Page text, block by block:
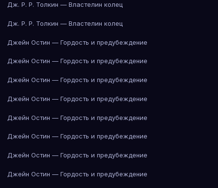
Дж. Р. Р. Толкин — Властелин колец
Дж. Р. Р. Толкин — Властелин колец
Джейн Остин — Гордость и предубеждение
Джейн Остин — Гордость и предубеждение
Джейн Остин — Гордость и предубеждение
Джейн Остин — Гордость и предубеждение
Джейн Остин — Гордость и предубеждение
Джейн Остин — Гордость и предубеждение
Джейн Остин — Гордость и предубеждение
Джейн Остин — Гордость и предубеждение